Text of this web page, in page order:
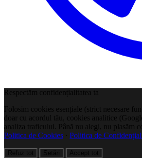
Respectăm confidențialitatea ta
Folosim cookies esențiale (strict necesare
doar cu acordul tău, cookies analitice
analiza traficului. Până nu alegi, nu plasăm
Politica de Cookies · Politica de
Refuz tot Setări Accept tot